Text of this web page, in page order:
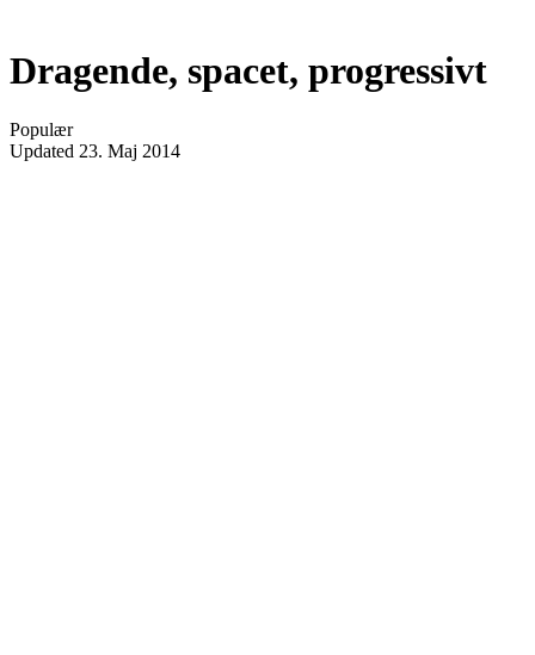
Dragende, spacet, progressivt
Populær
Updated 23. Maj 2014